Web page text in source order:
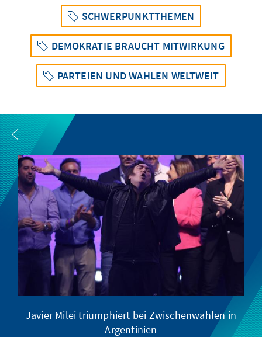
SCHWERPUNKTTHEMEN
DEMOKRATIE BRAUCHT MITWIRKUNG
PARTEIEN UND WAHLEN WELTWEIT
Javier Milei triumphiert bei Zwischenwahlen in
Argentinien